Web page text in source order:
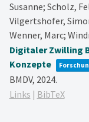
Susanne; Scholz,
Vilgertshofer,
Wenner, Marc;
Digitaler Zwilling
Konzepte
BMDV, 2024.
Links | BibTeX